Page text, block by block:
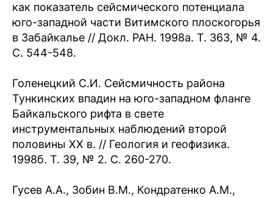
как показатель сейсмического потенциала
юго-западной части Витимского плоскогорья
в Забайкалье // Докл. РАН. 1998а. Т. 363, № 4.
С. 544-548.
Голенецкий С.И. Сейсмичность района
Тункинских впадин на юго-западном фланге
Байкальского рифта в свете
инструментальных наблюдений второй
половины XX в. // Геология и геофизика.
1998б. Т. 39, № 2. С. 260-270.
Гусев А.А., Зобин В.М., Кондратенко А.М.,